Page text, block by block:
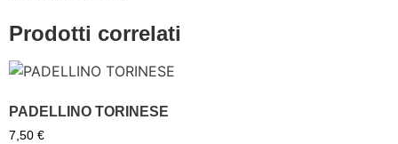
Prodotti correlati
PADELLINO TORINESE
7,50 €